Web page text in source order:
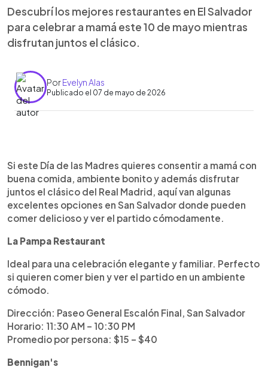
Descubrí los mejores restaurantes en El Salvador
para celebrar a mamá este 10 de mayo mientras
disfrutan juntos el clásico.
PorEvelyn Alas
Publicado el 07 de mayo de 2026
► Escuchar artículo
Este 10 de mayo, sorprendé a mamá con un plan
diferente: buena comida, ambiente especial y la
emoción del clásico en vivo. En San Salvador hay
restaurantes ideales para disfrutar en familia
mientras apoyan juntos a su equipo favorito.
Desde opciones elegantes como La Pampa y
Brutto, hasta ambientes más relajados y
alternativas para todos los gustos y
presupuestos. Además de deliciosos platillos,
muchos lugares contarán con pantallas y
importante será compartir tiempo de calidad,
celebrar a mamá y vivir juntos una tarde llena de
sabor y fútbol.
Si este Día de las Madres quieres consentir a mamá con
buena comida, ambiente bonito y además disfrutar
juntos el clásico del Real Madrid, aquí van algunas
excelentes opciones en San Salvador donde pueden
comer delicioso y ver el partido cómodamente.
La Pampa Restaurant
Ideal para una celebración elegante y familiar. Perfecto
si quieren comer bien y ver el partido en un ambiente
cómodo.
Dirección: Paseo General Escalón Final, San Salvador
Horario: 11:30 AM – 10:30 PM
Promedio por persona: $15 – $40
Bennigan's